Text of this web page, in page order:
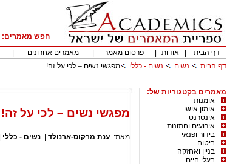
חפש מאמרים:
דף הבית
אודות פרסום מאמר מאמרים אחרונים
דף הבית
נשים נשים - כללי מפגשי נשים – לכי על זה!
מאמרים בקטגוריות של:
אומנות
אימון אישי
אינטרנט
אירועים וחתונות
בידור ופנאי
ביטוח
בניין ואחזקה
בעלי חיים
מפגשי נשים – לכי על זה!
מאת: ענת מרקוס-ארנולד נשים - כללי